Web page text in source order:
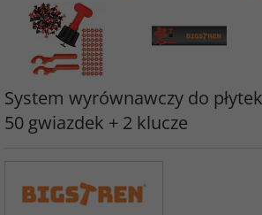
System wyrównawczy do
50 gwiazdek + 2 klucze